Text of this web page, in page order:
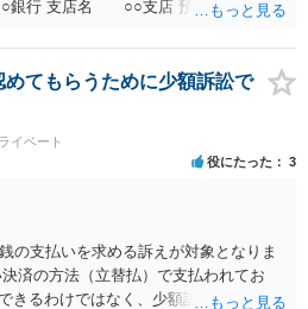
銀行 支店名 ○○支店 預金種別 普通
意に返金する意思がないものと判断
及びこれに対する遅延損害金の支払い
の他必要な法的手続を直ちに講じま
費用その他法令上認められる金員につ
ので、あらかじめ申し添えます。 本件
ことによって生じた返還義務の履行を
の仕入先との取引関係や返金時期など
義務の発生や履行時期には何ら影響を
れ以上、本件の解決を不必要に遅延さ
やかに返金手続を履行されるよう、強
てもらうために少額訴訟で
イベート
役にたった 3
の支払いを求める訴えが対象となりま
済の方法（立替払）で支払われてお
きるわけではなく、少額訴訟は使えな